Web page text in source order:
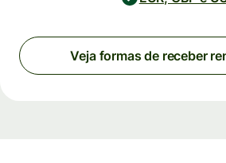
Veja formas de receber